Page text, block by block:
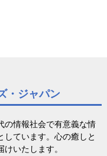
・ジャパン
の情報社会で有意義な情
ています。心の癒しと
いたします。